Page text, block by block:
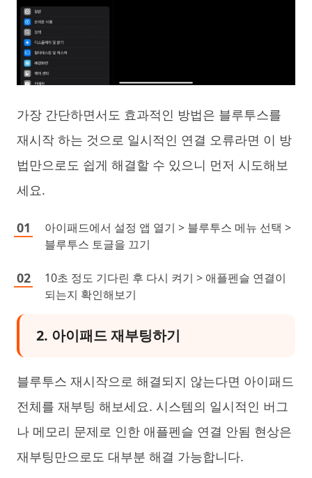
가장 간단하면서도 효과적인 방법은 블루투스를
재시작 하는 것으로 일시적인 연결 오류라면 이 방
법만으로도 쉽게 해결할 수 있으니 먼저 시도해보
세요.
아이패드에서 설정 앱 열기 > 블루투스 메뉴 선택 >
블루투스 토글을 끄기
10초 정도 기다린 후 다시 켜기 > 애플펜슬 연결이
되는지 확인해보기
2. 아이패드 재부팅하기
블루투스 재시작으로 해결되지 않는다면 아이패드
전체를 재부팅 해보세요. 시스템의 일시적인 버그
나 메모리 문제로 인한 애플펜슬 연결 안됨 현상은
재부팅만으로도 대부분 해결 가능합니다.